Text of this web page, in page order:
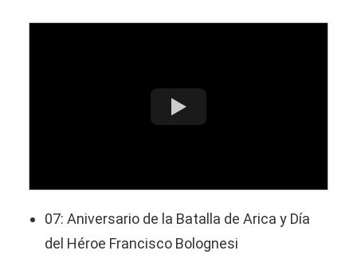
07: Aniversario de la Batalla de Arica y Día
del Héroe Francisco Bolognesi